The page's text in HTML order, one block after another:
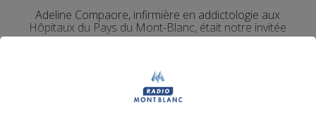
Adeline Compaore, infirmière en addictologie aux
Hôpitaux du Pays du Mont-Blanc, était notre invitée
pour parler du mois sans tabac.